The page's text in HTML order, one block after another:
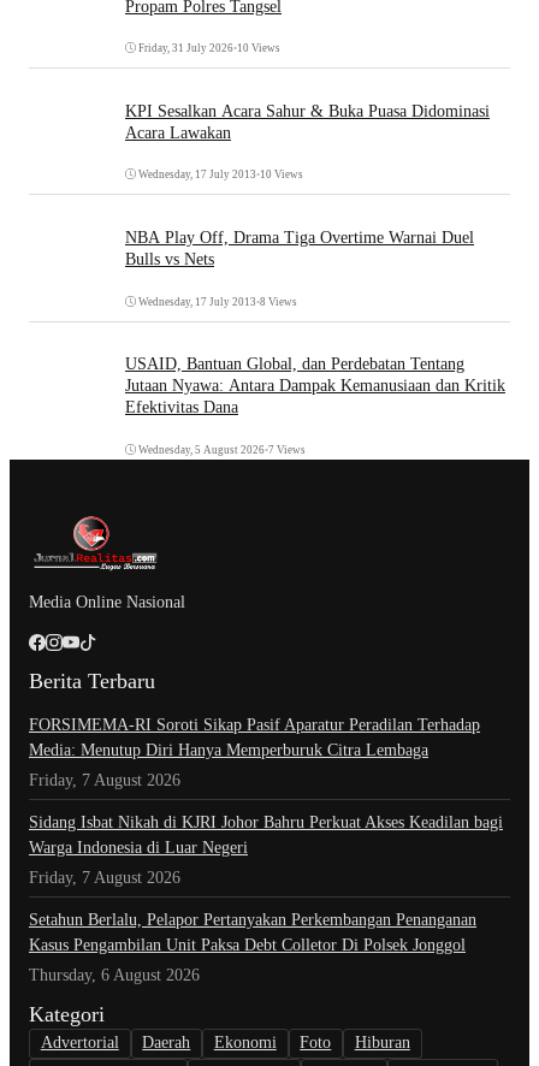
Propam Polres Tangsel
Friday, 31 July 2026•10 Views
KPI Sesalkan Acara Sahur & Buka Puasa Didominasi
Acara Lawakan
Wednesday, 17 July 2013 •10 Views
NBA Play Off, Drama Tiga Overtime Warnai Duel
Bulls vs Nets
Wednesday, 17 July 2013 •8 Views
USAID, Bantuan Global, dan Perdebatan Tentang
Jutaan Nyawa: Antara Dampak Kemanusiaan dan Kritik
Efektivitas Dana
Wednesday, 5 August 2026•7 Views
Media Online Nasional
Berita Terbaru
​FORSIMEMA-RI Soroti Sikap Pasif Aparatur Peradilan Terhadap
Media: Menutup Diri Hanya Memperburuk Citra Lembaga
Friday, 7 August 2026
Sidang Isbat Nikah di KJRI Johor Bahru Perkuat Akses Keadilan bagi
Warga Indonesia di Luar Negeri
Friday, 7 August 2026
Setahun Berlalu, Pelapor Pertanyakan Perkembangan Penanganan
Kasus Pengambilan Unit Paksa Debt Colletor Di Polsek Jonggol
Thursday, 6 August 2026
Kategori
Advertorial Daerah Ekonomi Foto
Hiburan